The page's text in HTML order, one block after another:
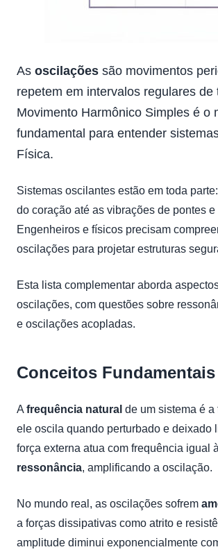
As oscilações são movimentos
repetem em intervalos regulares de
Movimento Harmônico Simples é o
fundamental para entender
Física.
Sistemas oscilantes estão em toda
do coração até as vibrações de pontes e
Engenheiros e físicos precisam
oscilações para projetar estruturas
Esta lista complementar aborda
oscilações, com questões sobre
e oscilações acopladas.
Conceitos Fundamentais
A frequência natural de um sistema é
ele oscila quando perturbado e deixado
força externa atua com frequência igual
ressonância, amplificando a oscilação.
No mundo real, as oscilações sofrem
a forças dissipativas como atrito e
amplitude diminui exponencialmente